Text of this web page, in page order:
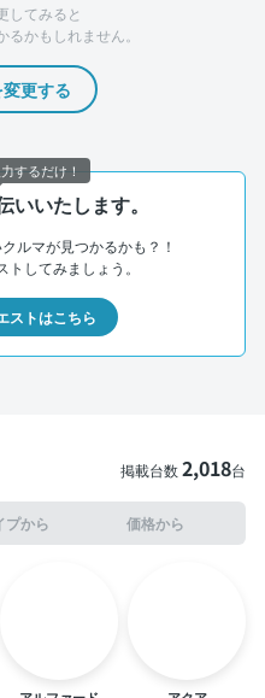
してみると
かもしれません。
更する
いいたします。
ルマが見つかるかも？！
してみましょう。
ストはこちら
掲載台数2,018台
プから 価格から
するだけ！